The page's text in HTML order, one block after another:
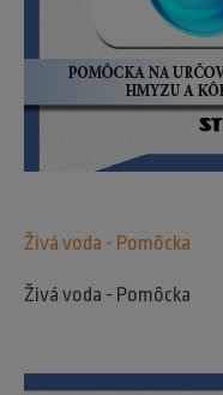
Živá voda - Pomôcka
Živá voda - Pomôcka